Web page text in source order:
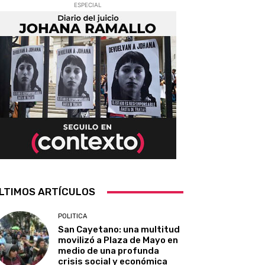
ESPECIAL
ARTÍCULOS
POLITICA
San Cayetano: una multitud
movilizó a Plaza de Mayo en
medio de una profunda
crisis social y económica